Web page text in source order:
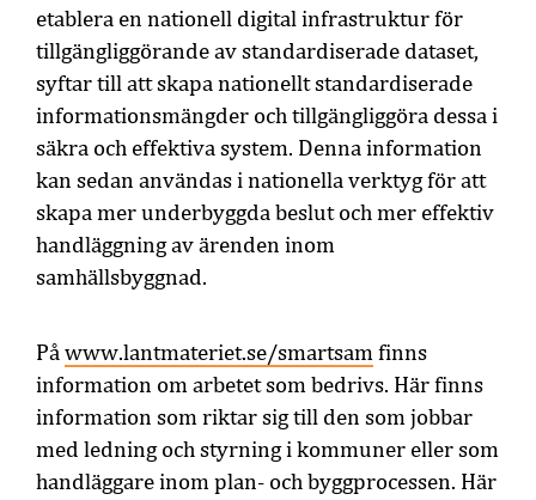
etablera en nationell digital infrastruktur för
tillgängliggörande av standardiserade dataset,
syftar till att skapa nationellt standardiserade
informationsmängder och tillgängliggöra dessa i
säkra och effektiva system. Denna information
kan sedan användas i nationella verktyg för att
skapa mer underbyggda beslut och mer effektiv
handläggning av ärenden inom
samhällsbyggnad.
På www.lantmateriet.se/smartsam finns
information om arbetet som bedrivs. Här finns
information som riktar sig till den som jobbar
med ledning och styrning i kommuner eller som
handläggare inom plan- och byggprocessen. Här